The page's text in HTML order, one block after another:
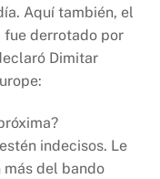
Aquí también, el
fue derrotado por
Dimitar
indecisos. Le
del bando